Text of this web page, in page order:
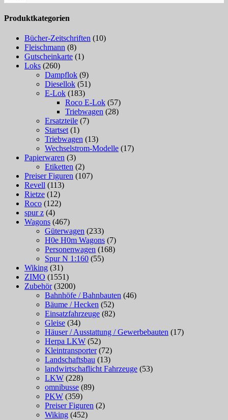
Produktkategorien
Bücher-Zeitschriften (10)
Fleischmann (8)
Gutscheinkarte (1)
Loks (260)
Dampflok (9)
Diesellok (51)
E-Lok (183)
Roco E-Lok (57)
Triebwagen (28)
Ersatzteile (7)
Startset (1)
Triebwagen (13)
Wechselstrom-Modelle (17)
Papierwaren (3)
Etiketten (2)
Preiser Figuren (107)
Revell (113)
Rietze (12)
Roco (122)
spur z (4)
Wagons (467)
Güterwagen (233)
H0e H0m Wagons (7)
Personenwagen (168)
Spur N 1:160 (55)
Wiking (31)
ZIMO (1551)
Zubehör (3200)
Bahnhöfe / Bahnbauten (46)
Bäume / Hecken (52)
Einsatzfahrzeuge (82)
Gleise (34)
Häuser / Ausstattung / Gewerbebauten (17)
Herpa LKW (52)
Kleintransporter (72)
Landschaftsbau (13)
landwirtschaflicht Fahrzeuge (53)
LKW (228)
omnibusse (89)
PKW (359)
Preiser Figuren (2)
Wiking (452)